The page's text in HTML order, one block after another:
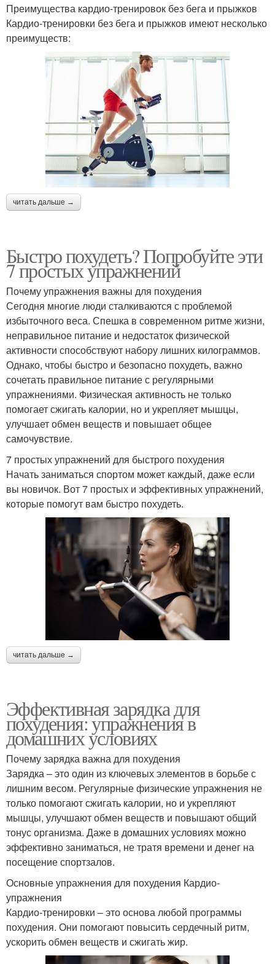
Преимущества кардио-тренировок без бега и прыжков
Кардио-тренировки без бега и прыжков имеют несколько
преимуществ:
читать дальше →
Быстро похудеть? Попробуйте эти
7 простых упражнений
Почему упражнения важны для похудения
Сегодня многие люди сталкиваются с проблемой
избыточного веса. Спешка в современном ритме жизни,
неправильное питание и недостаток физической
активности способствуют набору лишних килограммов.
Однако, чтобы быстро и безопасно похудеть, важно
сочетать правильное питание с регулярными
упражнениями. Физическая активность не только
помогает сжигать калории, но и укрепляет мышцы,
улучшает обмен веществ и повышает общее
самочувствие.
7 простых упражнений для быстрого похудения
Начать заниматься спортом может каждый, даже если
вы новичок. Вот 7 простых и эффективных упражнений,
которые помогут вам быстро похудеть.
читать дальше →
Эффективная зарядка для
похудения: упражнения в
домашних условиях
Почему зарядка важна для похудения
Зарядка – это один из ключевых элементов в борьбе с
лишним весом. Регулярные физические упражнения не
только помогают сжигать калории, но и укрепляют
мышцы, улучшают обмен веществ и повышают общий
тонус организма. Даже в домашних условиях можно
эффективно заниматься, не тратя времени и денег на
посещение спортзалов.
Основные упражнения для похудения Кардио-
упражнения
Кардио-тренировки – это основа любой программы
похудения. Они помогают повысить сердечный ритм,
ускорить обмен веществ и сжигать жир.